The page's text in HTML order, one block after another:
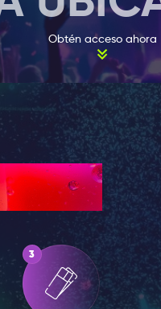
Obtén acceso ahora